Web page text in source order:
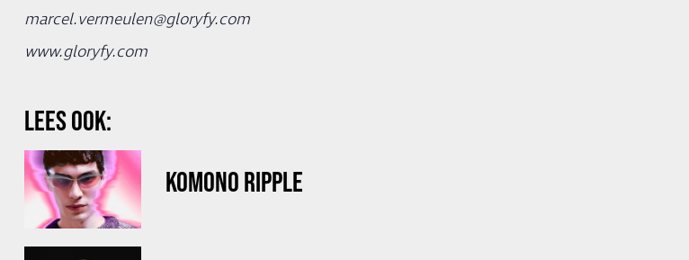
marcel.vermeulen@gloryfy.com
www.gloryfy.com
LEES OOK:
KOMONO RIPPLE